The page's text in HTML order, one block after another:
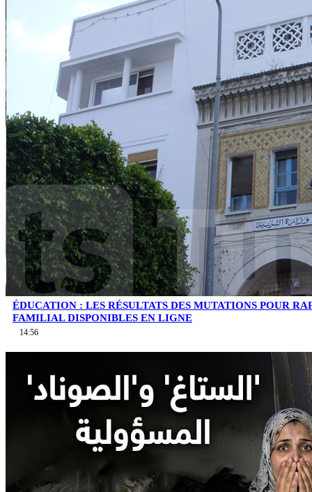
ÉDUCATION : LES RÉSULTATS DES MUTATIONS POUR
FAMILIAL DISPONIBLES EN LIGNE
14:56